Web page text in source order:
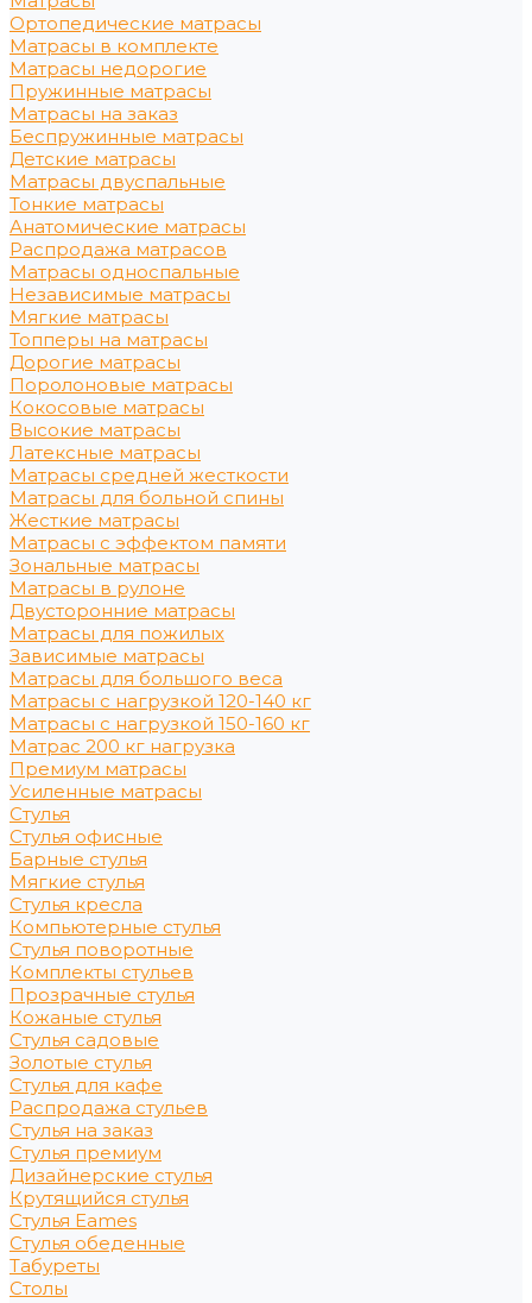
Ортопедические матрасы
Матрасы в комплекте
Матрасы недорогие
Пружинные матрасы
Матрасы на заказ
Беспружинные матрасы
Детские матрасы
Матрасы двуспальные
Тонкие матрасы
Анатомические матрасы
Распродажа матрасов
Матрасы односпальные
Независимые матрасы
Мягкие матрасы
Топперы на матрасы
Дорогие матрасы
Поролоновые матрасы
Кокосовые матрасы
Высокие матрасы
Латексные матрасы
Матрасы средней жесткости
Матрасы для больной спины
Жесткие матрасы
Матрасы с эффектом памяти
Зональные матрасы
Матрасы в рулоне
Двусторонние матрасы
Матрасы для пожилых
Зависимые матрасы
Матрасы для большого веса
Матрасы с нагрузкой 120-140 кг
Матрасы с нагрузкой 150-160 кг
Матрас 200 кг нагрузка
Премиум матрасы
Усиленные матрасы
Стулья
Стулья офисные
Барные стулья
Мягкие стулья
Стулья кресла
Компьютерные стулья
Стулья поворотные
Комплекты стульев
Прозрачные стулья
Кожаные стулья
Стулья садовые
Золотые стулья
Стулья для кафе
Распродажа стульев
Стулья на заказ
Стулья премиум
Дизайнерские стулья
Крутящийся стулья
Стулья Eames
Стулья обеденные
Табуреты
Столы